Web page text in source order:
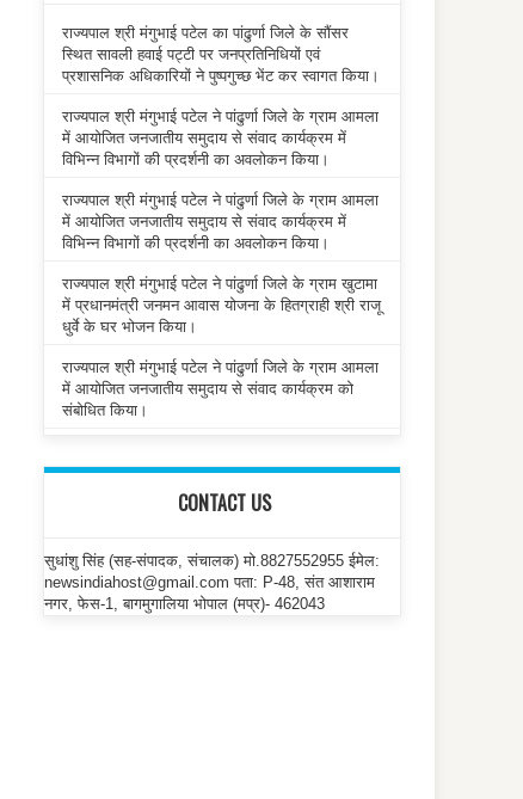
राज्यपाल श्री मंगुभाई पटेल का पांढुर्णा जिले के सौंसर
स्थित सावली हवाई पट्टी पर जनप्रतिनिधियों एवं
प्रशासनिक अधिकारियों ने पुष्पगुच्छ भेंट कर स्वागत किया।
राज्यपाल श्री मंगुभाई पटेल ने पांढुर्णा जिले के ग्राम आमला
में आयोजित जनजातीय समुदाय से संवाद कार्यक्रम में
विभिन्न विभागों की प्रदर्शनी का अवलोकन किया।
राज्यपाल श्री मंगुभाई पटेल ने पांढुर्णा जिले के ग्राम आमला
में आयोजित जनजातीय समुदाय से संवाद कार्यक्रम में
विभिन्न विभागों की प्रदर्शनी का अवलोकन किया।
राज्यपाल श्री मंगुभाई पटेल ने पांढुर्णा जिले के ग्राम खुटामा
में प्रधानमंत्री जनमन आवास योजना के हितग्राही श्री राजू
धुर्वे के घर भोजन किया।
राज्यपाल श्री मंगुभाई पटेल ने पांढुर्णा जिले के ग्राम आमला
में आयोजित जनजातीय समुदाय से संवाद कार्यक्रम को
संबोधित किया।
CONTACT US
सुधांशु सिंह (सह-संपादक, संचालक) मो.8827552955 ईमेल:
newsindiahost@gmail.com पता: P-48, संत आशाराम
नगर, फेस-1, बागमुगालिया भोपाल (मप्र)- 462043